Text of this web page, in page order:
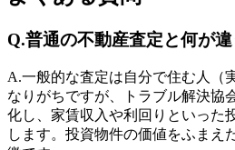
Q.普通の不動産査定と何が
A.一般的な査定は自分で住む人（
なりがちですが、トラブル解決協
化し、家賃収入や利回りといった
します。投資物件の価値をふまえ